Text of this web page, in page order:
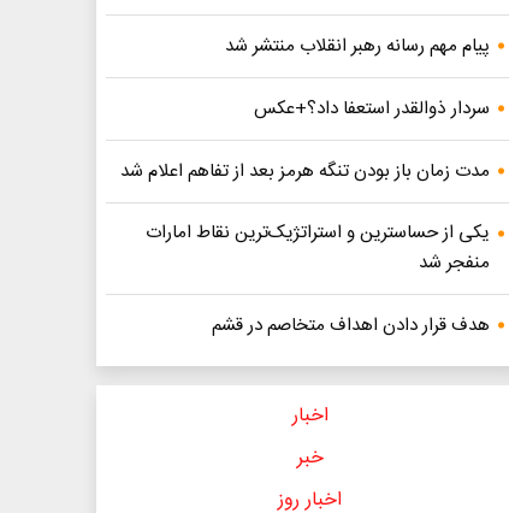
پیام مهم رسانه رهبر انقلاب منتشر شد
سردار ذوالقدر استعفا داد؟+عکس
مدت زمان باز بودن تنگه هرمز بعد از تفاهم اعلام شد
یکی از حساسترین و استراتژیک‌ترین نقاط امارات
منفجر شد
هدف قرار دادن اهداف متخاصم در قشم
اخبار
خبر
اخبار روز